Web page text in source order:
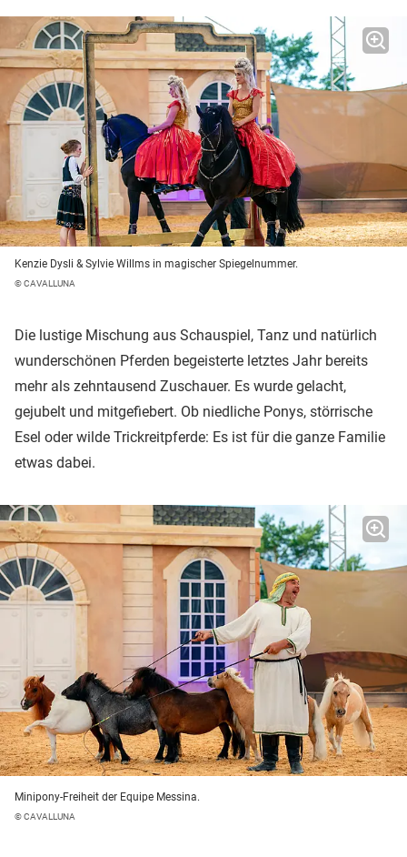
Kenzie Dysli & Sylvie Willms in magischer Spiegelnummer.
© CAVALLUNA
Die lustige Mischung aus Schauspiel, Tanz und natürlich
wunderschönen Pferden begeisterte letztes Jahr bereits
mehr als zehntausend Zuschauer. Es wurde gelacht,
gejubelt und mitgefiebert. Ob niedliche Ponys, störrische
Esel oder wilde Trickreitpferde: Es ist für die ganze Familie
etwas dabei.
Minipony-Freiheit der Equipe Messina.
© CAVALLUNA